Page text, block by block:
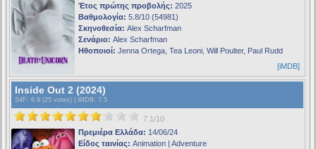
Έτος πρώτης προβολής: 2025
Βαθμολογία: 5.8/10 (54981)
Σκηνοθεσία: Alex Scharfman
Σενάριο: Alex Scharfman
Ηθοποιοί: Jenna Ortega, Tea Leoni, Will Poulter, Paul Rudd
[iMDB]
Inside Out 2 (2024)
S4F : 6.9 (25 votes) | iMDB: 7.5
7.1/10
Πρεμιέρα Ελλάδα: 14/06/24
Είδος ταινίας: Animation | Adventure